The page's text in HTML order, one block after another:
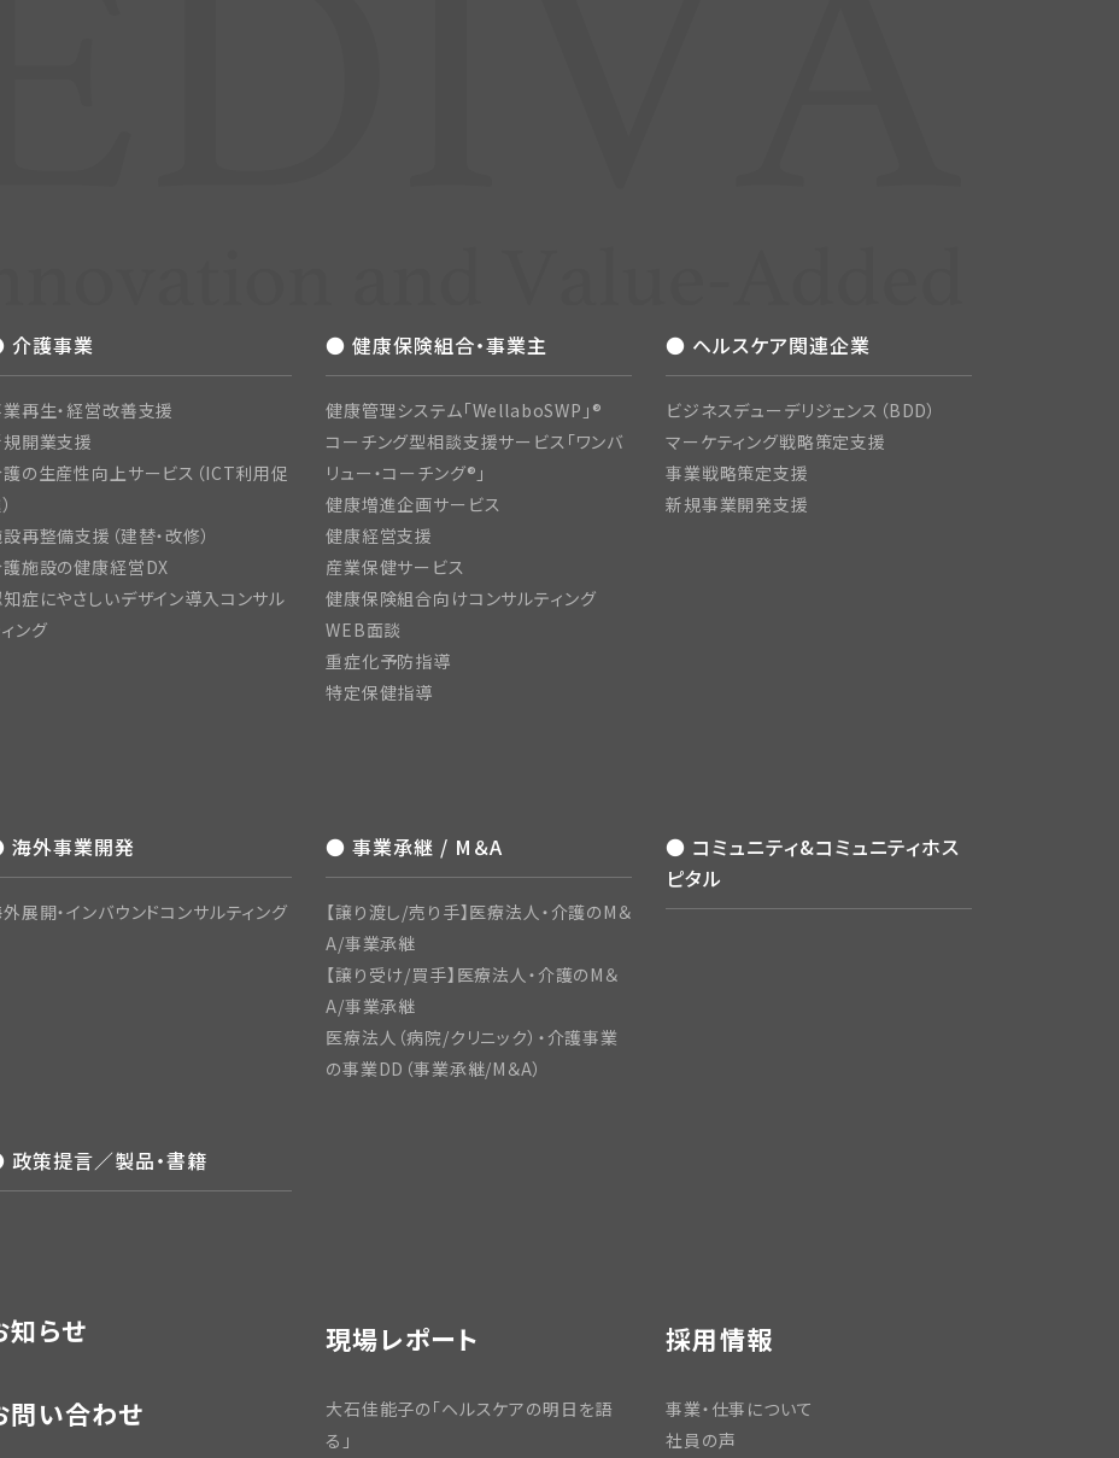
護事業
再生・経営改善支援
開業支援
の生産性向上サービス（ICT利用促
再整備支援（建替・改修）
護施設の健康経営DX
症にやさしいデザイン導入コンサル
ング
● 健康保険組合・事業主
健康管理システム「WellaboSWP」®
コーチング型相談支援サービス「ワンバ
リュー・コーチング®」
健康増進企画サービス
健康経営支援
産業保健サービス
健康保険組合向けコンサルティング
WEB面談
重症化予防指導
特定保健指導
● ヘルスケア関連企業
ビジネスデューデリジェンス（BDD）
マーケティング戦略策定支援
事業戦略策定支援
新規事業開発支援
外事業開発
展開・インバウンドコンサルティング
● 事業承継 / M＆A
【譲り渡し/売り手】医療法人・介護のM＆
A/事業承継
【譲り受け/買手】医療法人・介護のM＆
A/事業承継
医療法人（病院/クリニック）・介護事業
の事業DD（事業承継/M＆A）
● コミュニティ&コミュニティホス
ピタル
策提言／製品・書籍
知らせ
問い合わせ
現場レポート
大石佳能子の「ヘルスケアの明日を語
る」
採用情報
事業・仕事について
社員の声